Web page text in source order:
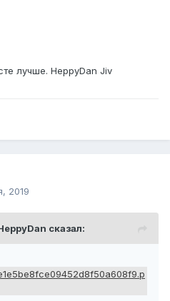
лучше. HeppyDan Jiv
2019
сказал: